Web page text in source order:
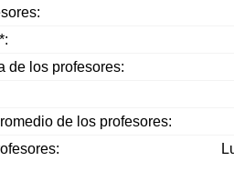
de los profesores:
de los profesores: